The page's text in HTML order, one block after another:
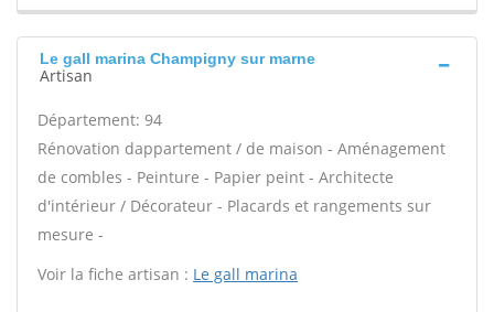
Le gall marina Champigny sur marne
Artisan
Département: 94
Rénovation dappartement / de maison - Aménagement
de combles - Peinture - Papier peint - Architecte
d'intérieur / Décorateur - Placards et rangements sur
mesure -
Voir la fiche artisan : Le gall marina